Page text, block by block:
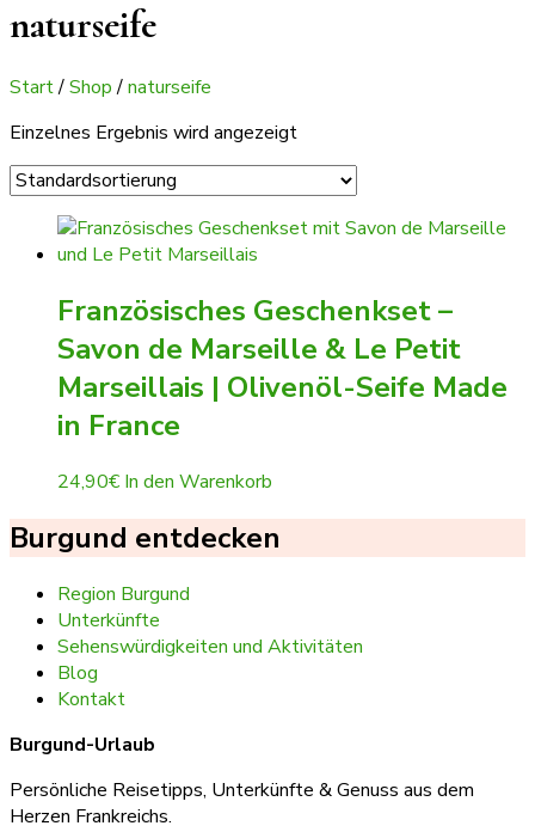
naturseife
Start/Shop /naturseife
Einzelnes Ergebnis wird angezeigt
Französisches Geschenkset –
Savon de Marseille & Le Petit
Marseillais | Olivenöl-Seife Made
in France
24,90€ In den Warenkorb
Burgund entdecken
Region Burgund
Unterkünfte
Sehenswürdigkeiten und Aktivitäten
Blog
Kontakt
Burgund-Urlaub
Persönliche Reisetipps, Unterkünfte & Genuss aus dem
Herzen Frankreichs.